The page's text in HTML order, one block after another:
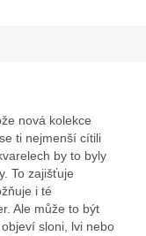
nová kolekce
ti nejmenší cítili
by to byly
To zajišťuje
i té
Ale může to být
sloni, lvi nebo